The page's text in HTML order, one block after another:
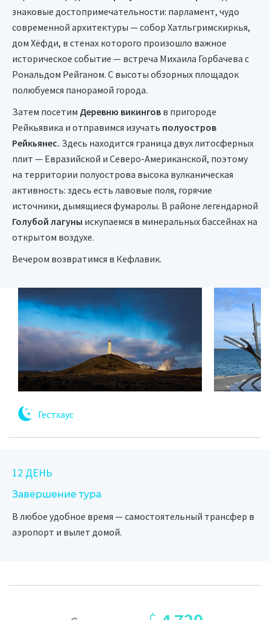
знаковые достопримечательности: парламент, чудо
современной архитектуры — собор Хатльгримскиркья,
дом Хёфди, в стенах которого произошло важное
историческое событие — встреча Михаила Горбачева с
Рональдом Рейганом. С высоты обзорных площадок
полюбуемся панорамой города.
Затем посетим Деревню викингов в пригороде
Рейкьявика и отправимся изучать полуостров
Рейкьянес. Здесь находится граница двух литосферных
плит — Евразийской и Северо-Американской, поэтому
на территории полуострова высока вулканическая
активность: здесь есть лавовые поля, горячие
источники, дымящиеся фумаролы. В районе легендарной
Голубой лагуны искупаемся в минеральных бассейнах на
открытом воздухе.
Вечером возвратимся в Кефлавик.
Гестхаус
12 ДЕНЬ
Завершение тура
В любое удобное время — самостоятельный трансфер в
аэропорт и вылет домой.